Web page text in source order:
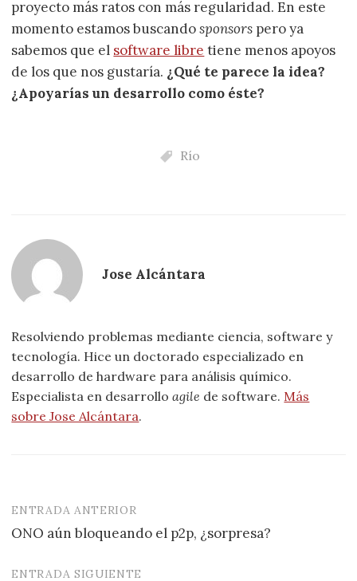
proyecto más ratos con más regularidad. En este
momento estamos buscandosponsors pero ya
sabemos que el software libre tiene menos apoyos
de los que nos gustaría. ¿Qué te parece la idea?
¿Apoyarías un desarrollo como éste?
Río
Jose Alcántara
Resolviendo problemas mediante ciencia, software y
tecnología. Hice un doctorado especializado en
desarrollo de hardware para análisis químico.
Especialista en desarrolloagile de software. Más
sobre Jose Alcántara.
Navegación
de
entradas
ENTRADA ANTERIOR
ONO aún bloqueando el p2p, ¿sorpresa?
ENTRADA SIGUIENTE